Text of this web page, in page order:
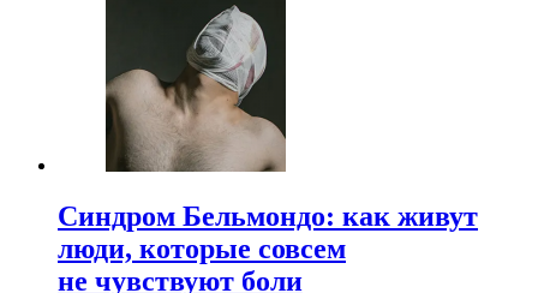
Синдром Бельмондо: как живут
люди, которые совсем
не чувствуют боли